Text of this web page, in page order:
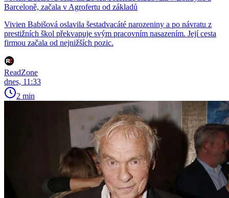
Barceloně, začala v Agrofertu od základů
Vivien Babišová oslavila šestadvacáté narozeniny a po návratu z
prestižních škol překvapuje svým pracovním nasazením. Její cesta
firmou začala od nejnižších pozic.
ReadZone
dnes, 11:33
2 min